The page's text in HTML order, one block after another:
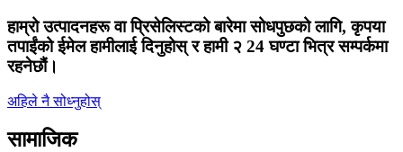
हाम्रो उत्पादनहरू वा प्रिसेलिस्टको बारेमा सोधपुछको लागि, कृपया
तपाईंको ईमेल हामीलाई दिनुहोस् र हामी २ 24 घण्टा भित्र सम्पर्कमा
रहनेछौं।
अहिले नै सोध्नुहोस्
सामाजिक